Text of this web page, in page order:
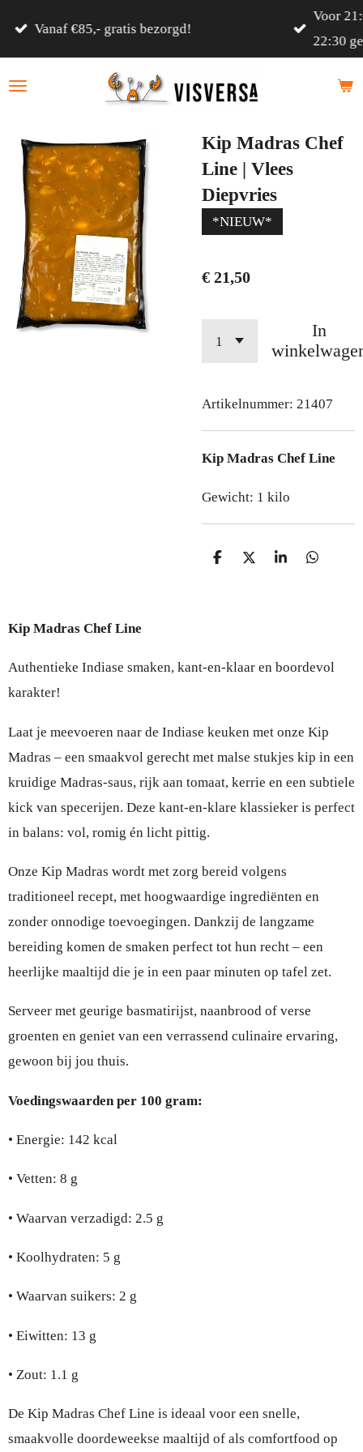
Ga
de
Voor 21:00 besteld, volgende werkdag tussen 17:00 en
22:30 geleverd!
Kip Madras Chef
Line | Vlees
Diepvries
*NIEUW*
€ 21,50
In
Artikelnummer: 21407
Kip Madras Chef Line
Gewicht: 1 kilo
D
D
S
D
Kip Madras Chef Line
Authentieke Indiase smaken, kant-en-klaar en boordevol
karakter!
Laat je meevoeren naar de Indiase keuken met onze Kip
Madras – een smaakvol gerecht met malse stukjes kip in een
kruidige Madras-saus, rijk aan tomaat, kerrie en een subtiele
kick van specerijen. Deze kant-en-klare klassieker is perfect
in balans: vol, romig én licht pittig.
Onze Kip Madras wordt met zorg bereid volgens
traditioneel recept, met hoogwaardige ingrediënten en
zonder onnodige toevoegingen. Dankzij de langzame
bereiding komen de smaken perfect tot hun recht – een
heerlijke maaltijd die je in een paar minuten op tafel zet.
Serveer met geurige basmatirijst, naanbrood of verse
groenten en geniet van een verrassend culinaire ervaring,
gewoon bij jou thuis.
Voedingswaarden per 100 gram:
• Energie: 142 kcal
• Vetten: 8 g
• Waarvan verzadigd: 2.5 g
• Koolhydraten: 5 g
• Waarvan suikers: 2 g
• Eiwitten: 13 g
• Zout: 1.1 g
De Kip Madras Chef Line is ideaal voor een snelle,
smaakvolle doordeweekse maaltijd of als comfortfood op